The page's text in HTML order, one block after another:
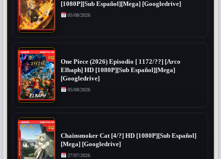
[1080P][Sub Español][Mega] [Googledrive]
05/08/2026
One Piece (2026) Episodio [ 1172/??] [Arco
Elbaph] HD [1080P][Sub Español][Mega]
[Googledrive]
05/08/2026
Chainsmoker Cat [4/?] HD [1080P][Sub Español]
[Mega] [Googledrive]
27/07/2026